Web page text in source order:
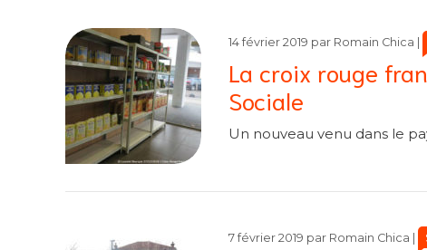
La croix rouge
Sociale
14 février 2019 par Romain Chica
Un nouveau venu dans le
7 février 2019 par Romain Chica